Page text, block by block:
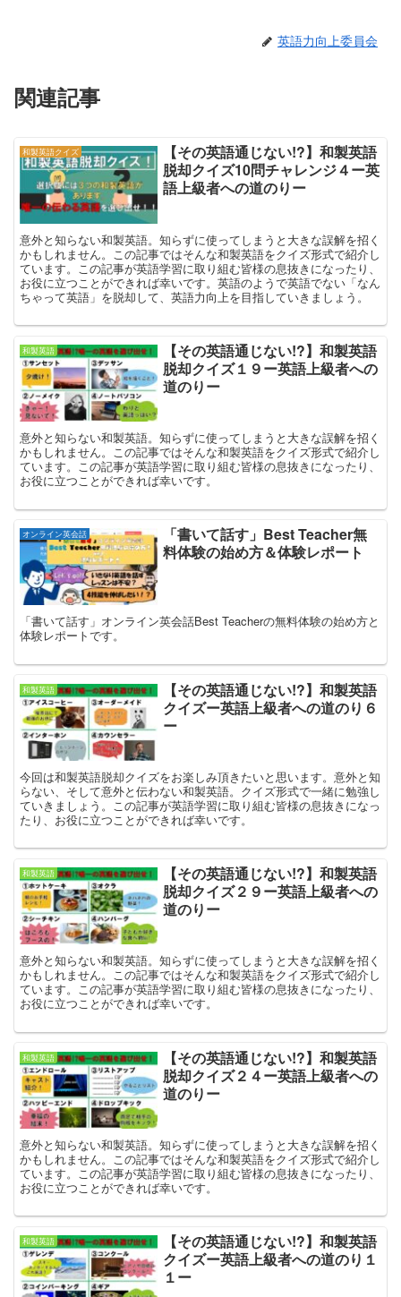
英語力向上委員会
関連記事
和製英語クイズ
【その英語通じない!?】和製英語
脱却クイズ10問チャレンジ４ー英
語上級者への道のりー
意外と知らない和製英語。知らずに使ってしまうと大きな誤解を招く
かもしれません。この記事ではそんな和製英語をクイズ形式で紹介し
ています。この記事が英語学習に取り組む皆様の息抜きになったり、
お役に立つことができれば幸いです。英語のようで英語でない「なん
ちゃって英語」を脱却して、英語力向上を目指していきましょう。
和製英語
【その英語通じない!?】和製英語
脱却クイズ１９ー英語上級者への
道のりー
意外と知らない和製英語。知らずに使ってしまうと大きな誤解を招く
かもしれません。この記事ではそんな和製英語をクイズ形式で紹介し
ています。この記事が英語学習に取り組む皆様の息抜きになったり、
お役に立つことができれば幸いです。
オンライン英会話
「書いて話す」Best Teacher無
料体験の始め方＆体験レポート
「書いて話す」オンライン英会話Best Teacherの無料体験の始め方と
体験レポートです。
和製英語
【その英語通じない!?】和製英語
クイズー英語上級者への道のり６
ー
今回は和製英語脱却クイズをお楽しみ頂きたいと思います。意外と知
らない、そして意外と伝わない和製英語。クイズ形式で一緒に勉強し
ていきましょう。この記事が英語学習に取り組む皆様の息抜きになっ
たり、お役に立つことができれば幸いです。
和製英語
【その英語通じない!?】和製英語
脱却クイズ２９ー英語上級者への
道のりー
意外と知らない和製英語。知らずに使ってしまうと大きな誤解を招く
かもしれません。この記事ではそんな和製英語をクイズ形式で紹介し
ています。この記事が英語学習に取り組む皆様の息抜きになったり、
お役に立つことができれば幸いです。
和製英語
【その英語通じない!?】和製英語
脱却クイズ２４ー英語上級者への
道のりー
意外と知らない和製英語。知らずに使ってしまうと大きな誤解を招く
かもしれません。この記事ではそんな和製英語をクイズ形式で紹介し
ています。この記事が英語学習に取り組む皆様の息抜きになったり、
お役に立つことができれば幸いです。
和製英語
【その英語通じない!?】和製英語
クイズー英語上級者への道のり１
１ー